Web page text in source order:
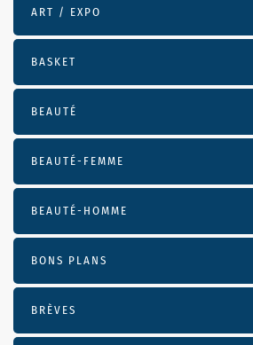
ART / EXPO
BASKET
BEAUTÉ
BEAUTÉ-FEMME
BEAUTÉ-HOMME
BONS PLANS
BRÈVES